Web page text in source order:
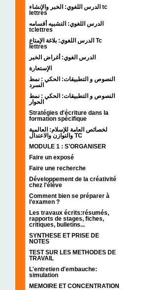
الدرس اللغوي: الخبر والإنشاء tc
lettres
الدرس اللغوي: التشبيه أقسامه
tclettres
الدرس اللغوي: بلاغة الإمتاع Tc
lettres
الدرس الغوي: أغراض الخبر
الإستعارة
النصوص و التطبيقات: الحكي : نمط
السرد
النصوص و التطبيقات: الحكي : نمط
الحوار
Stratégies d'écriture dans la
formation spécifique
لخصائص العامة للإسلام: العالمية
والتوازن والاعتدال TC
MODULE 1 : S'ORGANISER
Faire un exposé
Faire une recherche
Développement de la créativité
chez l'élève
Comment bien se préparer à
l’examen ?
Les travaux écrits:résumés,
rapports de stages, fiches,
critiques, bulletins...
SYNTHESE ET PRISE DE
NOTES
TEST SUR LES METHODES DE
TRAVAIL
L'entretien d'embauche:
simulation
MEMOIRE ET CONCENTRATION